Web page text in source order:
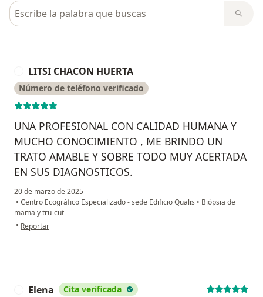
Busca en opiniones
LITSI CHACON HUERTA
Número de teléfono verificado
UNA PROFESIONAL CON CALIDAD HUMANA Y
MUCHO CONOCIMIENTO , ME BRINDO UN
TRATO AMABLE Y SOBRE TODO MUY ACERTADA
EN SUS DIAGNOSTICOS.
20 de marzo de 2025
• Centro Ecográfico Especializado - sede Edificio Qualis • Biópsia de
mama y tru-cut
• en opinión del usuario LITSI CHACON HUERTA
Reportar
Elena Cita verificada